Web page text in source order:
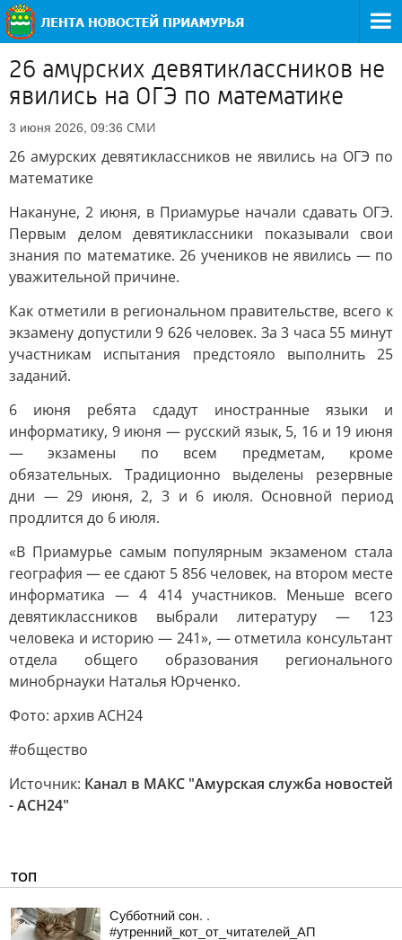
26 амурских девятиклассников не
явились на ОГЭ по математике
3 июня 2026, 09:36 СМИ
26 амурских девятиклассников не явились на ОГЭ по
математике
Накануне, 2 июня, в Приамурье начали сдавать ОГЭ.
Первым делом девятиклассники показывали свои
знания по математике. 26 учеников не явились — по
уважительной причине.
Как отметили в региональном правительстве, всего к
экзамену допустили 9 626 человек. За 3 часа 55 минут
участникам испытания предстояло выполнить 25
заданий.
6 июня ребята сдадут иностранные языки и
информатику, 9 июня — русский язык, 5, 16 и 19 июня
— экзамены по всем предметам, кроме
обязательных. Традиционно выделены резервные
дни — 29 июня, 2, 3 и 6 июля. Основной период
продлится до 6 июля.
«В Приамурье самым популярным экзаменом стала
география — ее сдают 5 856 человек, на втором месте
информатика — 4 414 участников. Меньше всего
девятиклассников выбрали литературу — 123
человека и историю — 241», — отметила консультант
отдела общего образования регионального
минобрнауки Наталья Юрченко.
Фото: архив АСН24
#общество
Источник: Канал в МАКС "Амурская служба новостей
- АСН24"
ТОП
Субботний сон. .
#утренний_кот_от_читателей_АП